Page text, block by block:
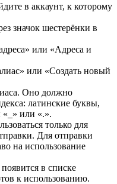
в аккаунт, к которому
значок шестерёнки в
или «Адреса и
или «Создать новый
Оно должно
латинские буквы,
или «.».
только для
Для отправки
на использование
в списке
к использованию.